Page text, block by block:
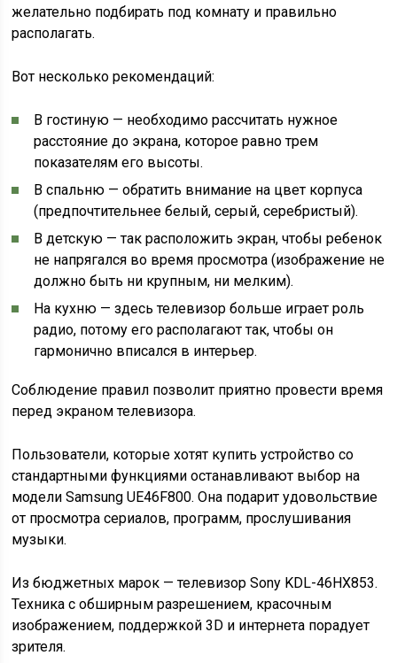
желательно подбирать под комнату и правильно
располагать.
Вот несколько рекомендаций:
В гостиную — необходимо рассчитать нужное
расстояние до экрана, которое равно трем
показателям его высоты.
В спальню — обратить внимание на цвет корпуса
(предпочтительнее белый, серый, серебристый).
В детскую — так расположить экран, чтобы ребенок
не напрягался во время просмотра (изображение не
должно быть ни крупным, ни мелким).
На кухню — здесь телевизор больше играет роль
радио, потому его располагают так, чтобы он
гармонично вписался в интерьер.
Соблюдение правил позволит приятно провести время
перед экраном телевизора.
Пользователи, которые хотят купить устройство со
стандартными функциями останавливают выбор на
модели Samsung UE46F800. Она подарит удовольствие
от просмотра сериалов, программ, прослушивания
музыки.
Из бюджетных марок — телевизор Sony KDL-46HX853.
Техника с обширным разрешением, красочным
изображением, поддержкой 3D и интернета порадует
зрителя.